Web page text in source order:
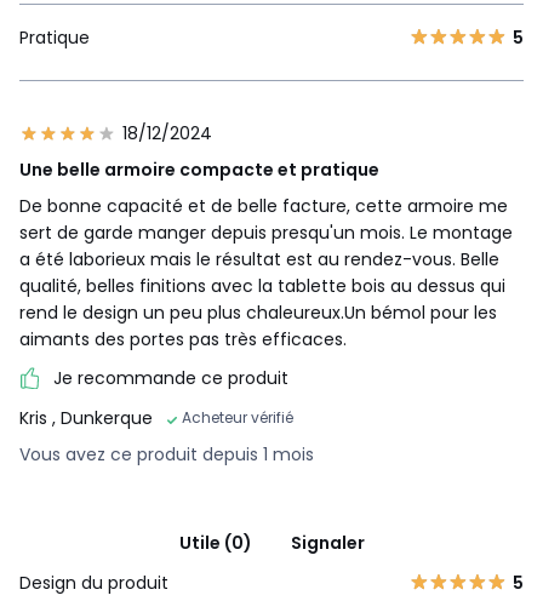
Pratique 5
18/12/2024
Une belle armoire compacte et pratique
De bonne capacité et de belle facture, cette armoire me
sert de garde manger depuis presqu'un mois. Le montage
a été laborieux mais le résultat est au rendez-vous. Belle
qualité, belles finitions avec la tablette bois au dessus qui
rend le design un peu plus chaleureux.Un bémol pour les
aimants des portes pas très efficaces.
Je recommande ce produit
Kris , Dunkerque Acheteur vérifié
Vous avez ce produit depuis 1 mois
Utile (0)
Signaler
Design du produit
5